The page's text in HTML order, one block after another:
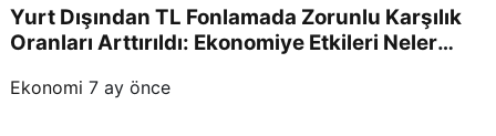
Yurt Dışından TL Fonlamada Zorunlu Karşılık
Oranları Arttırıldı: Ekonomiye Etkileri Neler
Ekonomi 7 ay önce